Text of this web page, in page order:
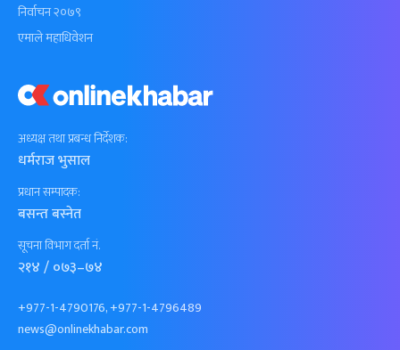
अध्यक्ष तथा प्रबन्ध निर्देशक:
धर्मराज भुसाल
प्रधान सम्पादक:
बसन्त बस्नेत
सूचना विभाग दर्ता नं.
२१४ / ०७३–७४
+977-1-4790176, +977-1-4796489
news@onlinekhabar.com
निर्वाचन २०७९
एमाले महाधिवेशन